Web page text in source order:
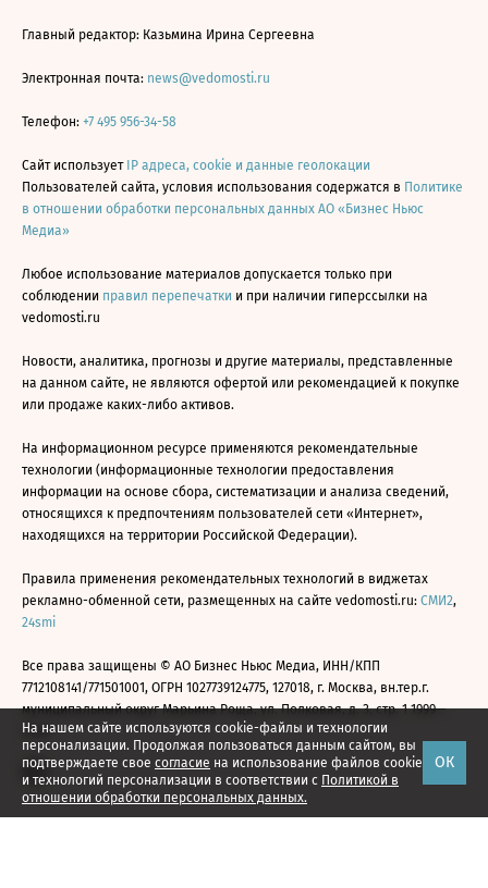
На нашем сайте используются cookie-файлы и технологии
персонализации. Продолжая пользоваться данным сайтом, вы
подтверждаете свое согласие на использование файлов cookie
и технологий персонализации в соответствии с Политикой в
отношении обработки персональных данных.
ОК
Главный редактор: Казьмина Ирина Сергеевна
Электронная почта: news@vedomosti.ru
Телефон: +7 495 956-34-58
Сайт использует IP адреса, cookie и данные геолокации
Пользователей сайта, условия использования содержатся в Политике
в отношении обработки персональных данных АО «Бизнес Ньюс
Медиа»
Любое использование материалов допускается только при
соблюдении правил перепечатки и при наличии гиперссылки на
vedomosti.ru
Новости, аналитика, прогнозы и другие материалы, представленные
на данном сайте, не являются офертой или рекомендацией к покупке
или продаже каких-либо активов.
На информационном ресурсе применяются рекомендательные
технологии (информационные технологии предоставления
информации на основе сбора, систематизации и анализа сведений,
относящихся к предпочтениям пользователей сети «Интернет»,
находящихся на территории Российской Федерации).
Правила применения рекомендательных технологий в виджетах
рекламно-обменной сети, размещенных на сайте vedomosti.ru: СМИ2,
24smi
Все права защищены © АО Бизнес Ньюс Медиа, ИНН/КПП
7712108141/771501001, ОГРН 1027739124775, 127018, г. Москва, вн.тер.г.
муниципальный округ Марьина Роща, ул. Полковая, д. 3, стр. 1 1999—
2026